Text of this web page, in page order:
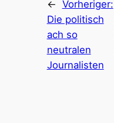
← Vorheriger:
Die politisch
ach so
neutralen
Journalisten